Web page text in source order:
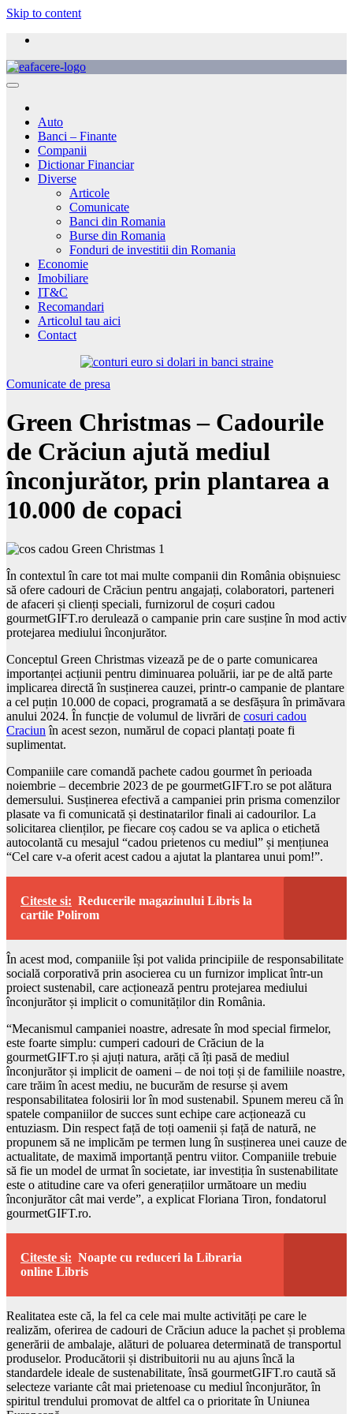
Skip to content
Auto
Banci – Finante
Companii
Dictionar Financiar
Diverse
Articole
Comunicate
Banci din Romania
Burse din Romania
Fonduri de investitii din Romania
Economie
Imobiliare
IT&C
Recomandari
Articolul tau aici
Contact
Comunicate de presa
Green Christmas – Cadourile
de Crăciun ajută mediul
înconjurător, prin plantarea a
10.000 de copaci
În contextul în care tot mai multe companii din România obișnuiesc
să ofere cadouri de Crăciun pentru angajați, colaboratori, parteneri
de afaceri și clienți speciali, furnizorul de coșuri cadou
gourmetGIFT.ro derulează o campanie prin care susține în mod activ
protejarea mediului înconjurător.
Conceptul Green Christmas vizează pe de o parte comunicarea
importanței acțiunii pentru diminuarea poluării, iar pe de altă parte
implicarea directă în susținerea cauzei, printr-o campanie de plantare
a cel puțin 10.000 de copaci, programată a se desfășura în primăvara
anului 2024. În funcție de volumul de livrări de cosuri cadou
Craciun în acest sezon, numărul de copaci plantați poate fi
suplimentat.
Companiile care comandă pachete cadou gourmet în perioada
noiembrie – decembrie 2023 de pe gourmetGIFT.ro se pot alătura
demersului. Susținerea efectivă a campaniei prin prisma comenzilor
plasate va fi comunicată și destinatarilor finali ai cadourilor. La
solicitarea clienților, pe fiecare coș cadou se va aplica o etichetă
autocolantă cu mesajul “cadou prietenos cu mediul” și mențiunea
“Cel care v-a oferit acest cadou a ajutat la plantarea unui pom!”.
Citeste si: Reducerile magazinului Libris la
cartile Polirom
În acest mod, companiile își pot valida principiile de responsabilitate
socială corporativă prin asocierea cu un furnizor implicat într-un
proiect sustenabil, care acționează pentru protejarea mediului
înconjurător și implicit o comunităților din România.
“Mecanismul campaniei noastre, adresate în mod special firmelor,
este foarte simplu: cumperi cadouri de Crăciun de la
gourmetGIFT.ro și ajuți natura, arăți că îți pasă de mediul
înconjurător și implicit de oameni – de noi toți și de familiile noastre,
care trăim în acest mediu, ne bucurăm de resurse și avem
responsabilitatea folosirii lor în mod sustenabil. Spunem mereu că în
spatele companiilor de succes sunt echipe care acționează cu
entuziasm. Din respect față de toți oamenii și față de natură, ne
propunem să ne implicăm pe termen lung în susținerea unei cauze de
actualitate, de maximă importanță pentru viitor. Companiile trebuie
să fie un model de urmat în societate, iar investiția în sustenabilitate
este o atitudine care va oferi generațiilor următoare un mediu
înconjurător cât mai verde”, a explicat Floriana Tiron, fondatorul
gourmetGIFT.ro.
Citeste si: Noapte cu reduceri la Libraria
online Libris
Realitatea este că, la fel ca cele mai multe activități pe care le
realizăm, oferirea de cadouri de Crăciun aduce la pachet și problema
generării de ambalaje, alături de poluarea determinată de transportul
produselor. Producătorii și distribuitorii nu au ajuns încă la
standardele ideale de sustenabilitate, însă gourmetGIFT.ro caută să
selecteze variante cât mai prietenoase cu mediul înconjurător, în
spiritul trendului promovat de altfel ca o prioritate în Uniunea